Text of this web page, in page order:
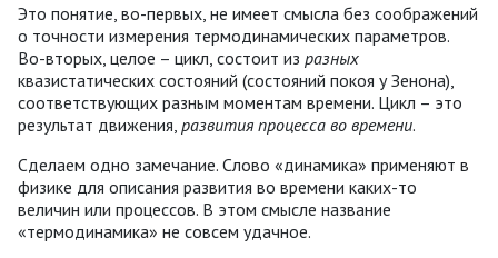
Это понятие, во-первых, не имеет смысла без соображений
о точности измерения термодинамических параметров.
Во-вторых, целое – цикл, состоит из разных
квазистатических состояний (состояний покоя у Зенона),
соответствующих разным моментам времени. Цикл – это
результат движения, развития процесса во времени.
Сделаем одно замечание. Слово «динамика» применяют в
физике для описания развития во времени каких-то
величин или процессов. В этом смысле название
«термодинамика» не совсем удачное.